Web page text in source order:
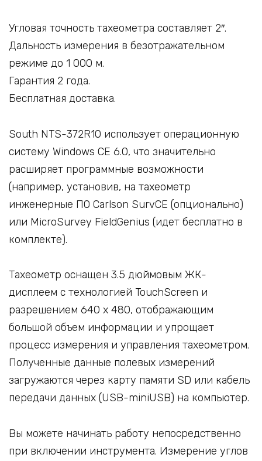
Угловая точность тахеометра составляет 2″.
Дальность измерения в безотражательном
режиме до 1 000 м.
Гарантия 2 года.
Бесплатная доставка.
South NTS-372R10 использует операционную
систему Windows CE 6.0, что значительно
расширяет программные возможности
(например, установив, на тахеометр
инженерные ПО Carlson SurvCE (опционально)
или MicroSurvey FieldGenius (идет бесплатно в
комплекте).
Тахеометр оснащен 3.5 дюймовым ЖК-
дисплеем с технологией TouchScreen и
разрешением 640 х 480, отображающим
большой объем информации и упрощает
процесс измерения и управления тахеометром.
Полученные данные полевых измерений
загружаются через карту памяти SD или кабель
передачи данных (USB-miniUSB) на компьютер.
Вы можете начинать работу непосредственно
при включении инструмента. Измерение углов